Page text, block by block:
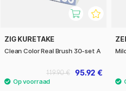
ZIG KURETAKE
Clean Color Real Brush 30-set A
95.92 €
119.90 €